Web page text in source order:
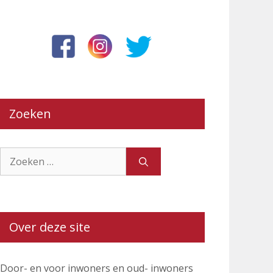
Zoeken
naar:
Over deze site
Door- en voor inwoners en oud- inwoners